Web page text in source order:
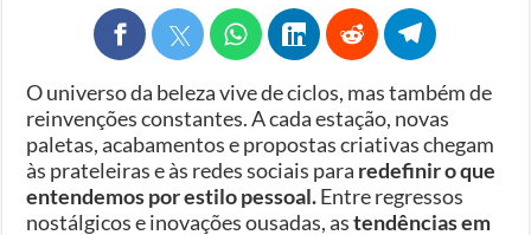
O universo da beleza vive de ciclos, mas também de
reinvenções constantes. A cada estação, novas
paletas, acabamentos e propostas criativas chegam
às prateleiras e às redes sociais para redefinir o que
entendemos por estilo pessoal.Entre regressos
nostálgicos e inovações ousadas, astendências em